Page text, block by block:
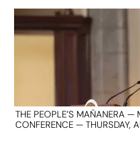
THE PEOPLE’S MAÑANERA —
CONFERENCE — THURSDAY,